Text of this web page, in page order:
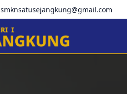
smknsatusejangkung@gmail.com